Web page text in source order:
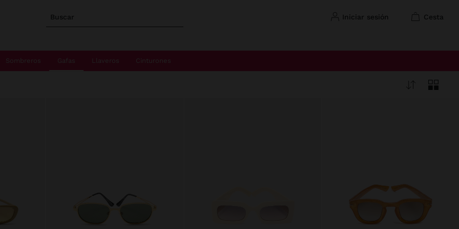
Buscar iniciar sesión cesta
Sombreros Gafas Llaveros Cinturones